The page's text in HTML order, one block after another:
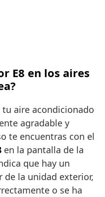
E8 en los aires
tu aire acondicionado
agradable y
te encuentras con el
en la pantalla de la
que hay un
la unidad exterior,
o se ha